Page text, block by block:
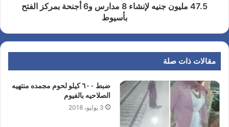
47.5 مليون جنيه لإنشاء 8 مدارس و6 أجنحة بمركز الفتح
بأسيوط
مقالات ذات صلة
ضبط ٦٠٠ كيلو لحوم مجمده منتهيه
الصلاحيه بالفيوم
3 يوليو، 2018